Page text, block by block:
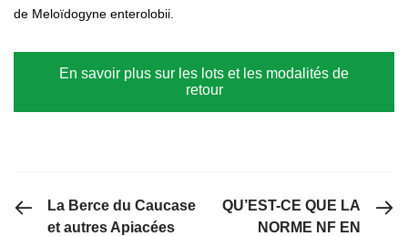
de Meloïdogyne enterolobii.
En savoir plus sur les lots et les modalités de
retour
PREVIOUS POST
La Berce du Caucase
et autres Apiacées
NEXT POST
QU’EST-CE QUE LA
NORME NF EN